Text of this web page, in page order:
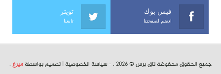
فيس بوك
انضم لصفحتنا
تويتر
تابعنا
جميع الحقوق محفوظة تاق برس © 2026 . - سياسة الخصوصية | تصميم بواسطة ميرغ .